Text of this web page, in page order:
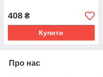
408 ₴
Купити
Про нас